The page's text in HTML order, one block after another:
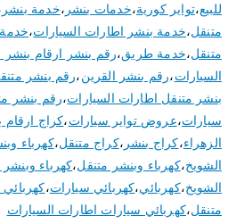
للبيع،تواير كورية،خدمات بنشر ،خدمة بنشر
متنقل،خدمة بنشر اطارات السيارات،
متنقل،خدمة طريق،رقم بنشر ارقام بنشر
السيارات،رقم بنشر القرين،رقم بنشر
بنشر متنقل اطارات السيارات،رقم بنشر
سيارات،عروض تواير سيارات،كراج ارقام
الزهراء،كراج بنشر ،كراج متنقل،كهرباء
الشويخ،كهرباء وبنشر متنقل،كهرباء
الشويخ،كهربائي،كهربائي سيارات،
متنقل،كهربائي سيارات اطارات السيارات